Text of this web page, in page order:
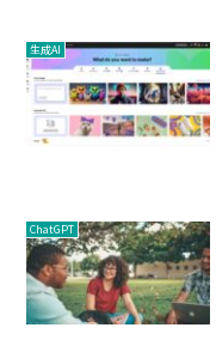
生成AI
ChatGPT